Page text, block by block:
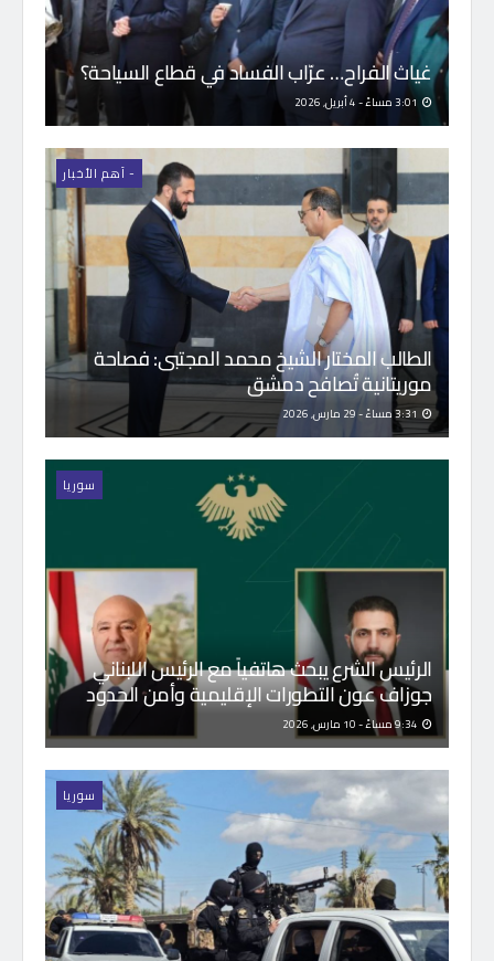
غياث الفراح… عرّاب الفساد في قطاع السياحة؟
- اَهم الأخبار
الطالب المختار الشيخ محمد المجتبى: فصاحة
موريتانية تُصافح دمشق
سوريا
الرئيس الشرع يبحث هاتفياً مع الرئيس اللبناني
جوزاف عون التطورات الإقليمية وأمن الحدود
سوريا